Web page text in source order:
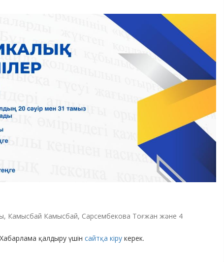
Камысбай Камысбай, Сарсембекова Тоғжан және 4
Хабарлама қалдыру үшінсайтқа кіру керек.